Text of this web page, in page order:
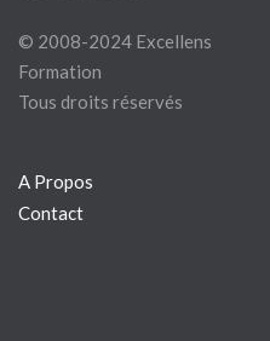
© 2008-2024 Excellens
Formation
Tous droits réservés
A Propos
Contact